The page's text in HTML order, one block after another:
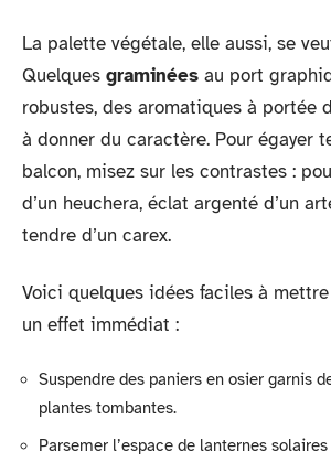
La palette végétale, elle aussi, se
Quelques graminées au port
robustes, des aromatiques à portée
à donner du caractère. Pour égayer
balcon, misez sur les contrastes :
d’un heuchera, éclat argenté d’un
tendre d’un carex.
Voici quelques idées faciles à
un effet immédiat :
Suspendre des paniers en osier garnis
plantes tombantes.
Parsemer l’espace de lanternes